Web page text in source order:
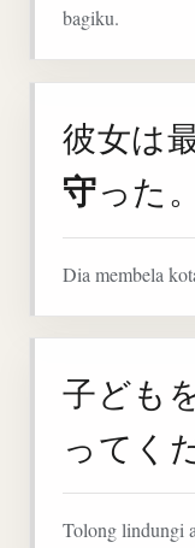
bagiku.
彼女は
守った。
Dia membela
子ども
ってく
Tolong lindungi